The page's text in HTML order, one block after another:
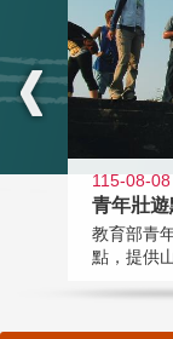
115-08-08
青年壯
教育部青
點，提供